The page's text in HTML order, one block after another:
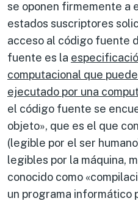
se oponen firmemente a
estados suscriptores
acceso al código fuente
fuente es la
computacional que
ejecutado por una
el código fuente se
objeto», que es el que
(legible por el ser
legibles por la máquina,
conocido como
un programa informático